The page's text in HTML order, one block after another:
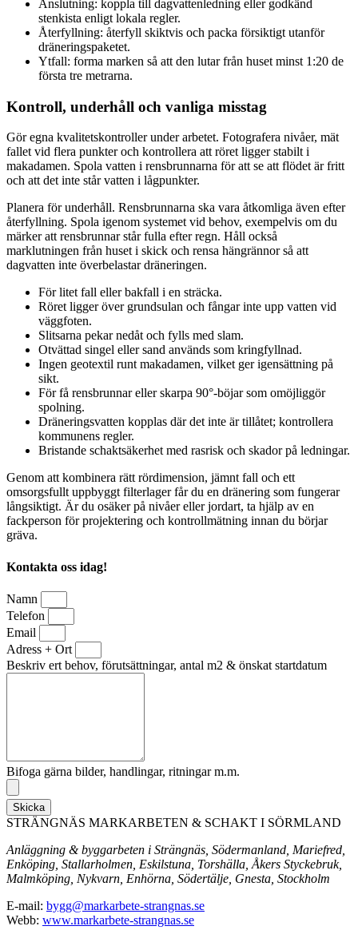
Anslutning: koppla till dagvattenledning eller godkänd
stenkista enligt lokala regler.
Återfyllning: återfyll skiktvis och packa försiktigt utanför
dräneringspaketet.
Ytfall: forma marken så att den lutar från huset minst 1:20 de
första tre metrarna.
Kontroll, underhåll och vanliga misstag
Gör egna kvalitetskontroller under arbetet. Fotografera nivåer, mät
fallet vid flera punkter och kontrollera att röret ligger stabilt i
makadamen. Spola vatten i rensbrunnarna för att se att flödet är fritt
och att det inte står vatten i lågpunkter.
Planera för underhåll. Rensbrunnarna ska vara åtkomliga även efter
återfyllning. Spola igenom systemet vid behov, exempelvis om du
märker att rensbrunnar står fulla efter regn. Håll också
marklutningen från huset i skick och rensa hängrännor så att
dagvatten inte överbelastar dräneringen.
För litet fall eller bakfall i en sträcka.
Röret ligger över grundsulan och fångar inte upp vatten vid
väggfoten.
Slitsarna pekar nedåt och fylls med slam.
Otvättad singel eller sand används som kringfyllnad.
Ingen geotextil runt makadamen, vilket ger igensättning på
sikt.
För få rensbrunnar eller skarpa 90°-böjar som omöjliggör
spolning.
Dräneringsvatten kopplas där det inte är tillåtet; kontrollera
kommunens regler.
Bristande schaktsäkerhet med rasrisk och skador på ledningar.
Genom att kombinera rätt rördimension, jämnt fall och ett
omsorgsfullt uppbyggt filterlager får du en dränering som fungerar
långsiktigt. Är du osäker på nivåer eller jordart, ta hjälp av en
fackperson för projektering och kontrollmätning innan du börjar
gräva.
Kontakta oss idag!
Namn
Telefon
Email
Adress + Ort
Beskriv ert behov, förutsättningar, antal m2 & önskat startdatum
Bifoga gärna bilder, handlingar, ritningar m.m.
Skicka
STRÄNGNÄS MARKARBETEN & SCHAKT I SÖRMLAND
Anläggning & byggarbeten i Strängnäs, Södermanland, Mariefred,
Enköping, Stallarholmen, Eskilstuna, Torshälla, Åkers Styckebruk,
Malmköping, Nykvarn, Enhörna, Södertälje, Gnesta, Stockholm
E-mail: bygg@markarbete-strangnas.se
Webb: www.markarbete-strangnas.se